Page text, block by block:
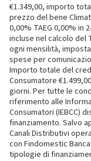
€1.349,00, importo
prezzo del bene
0,00% TAEG 0,00% in
incluse nel calcolo del
ogni mensilità,
spese per
Importo totale del
Consumatore
giorni. Per tutte le
riferimento alle
Consumatori (IEBCC)
finanziamento. Salvo
Canali Distributivi
con Findomestic
tipologie di